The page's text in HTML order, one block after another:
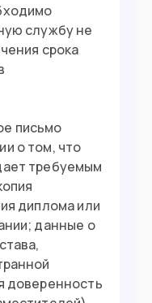
службу не
срока
письмо
о том, что
требуемым
диплома или
данные о
доверенность